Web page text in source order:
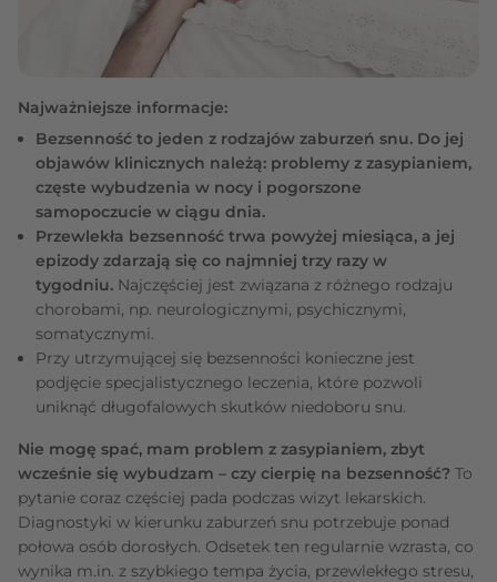
Najważniejsze informacje:
Bezsenność to jeden z rodzajów zaburzeń snu. Do jej
objawów klinicznych należą: problemy z zasypianiem,
częste wybudzenia w nocy i pogorszone
samopoczucie w ciągu dnia.
Przewlekła bezsenność trwa powyżej miesiąca, a jej
epizody zdarzają się co najmniej trzy razy w
tygodniu. Najczęściej jest związana z różnego rodzaju
chorobami, np. neurologicznymi, psychicznymi,
somatycznymi.
Przy utrzymującej się bezsenności konieczne jest
podjęcie specjalistycznego leczenia, które pozwoli
uniknąć długofalowych skutków niedoboru snu.
Nie mogę spać, mam problem z zasypianiem, zbyt
wcześnie się wybudzam – czy cierpię na bezsenność? To
pytanie coraz częściej pada podczas wizyt lekarskich.
Diagnostyki w kierunku zaburzeń snu potrzebuje ponad
połowa osób dorosłych. Odsetek ten regularnie wzrasta, co
wynika m.in. z szybkiego tempa życia, przewlekłego stresu,